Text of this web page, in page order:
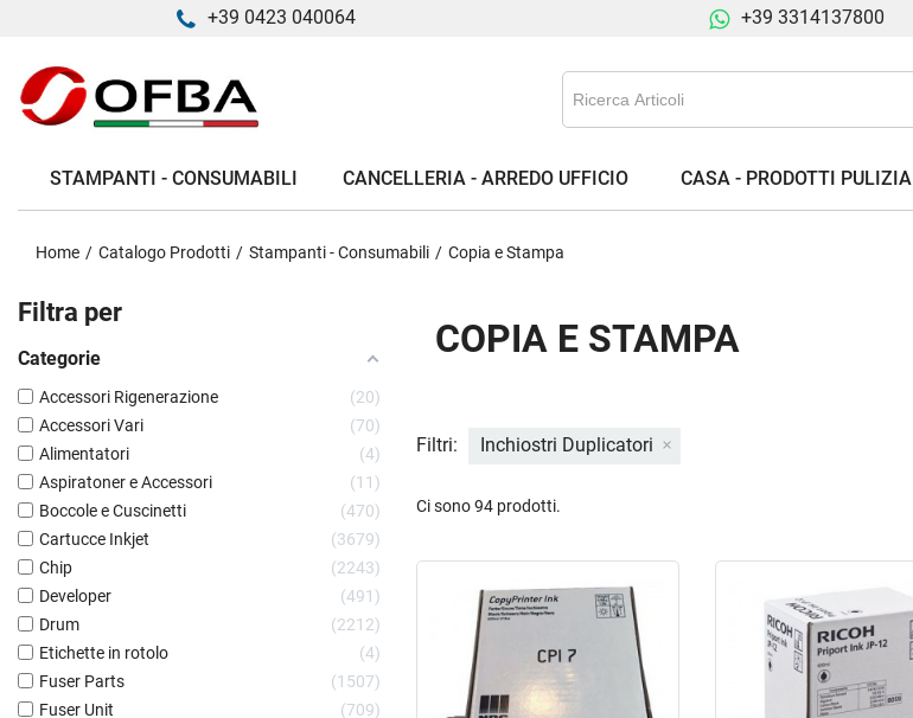
+39 0423 040064 +39 3314137800
STAMPANTI - CONSUMABILI CANCELLERIA - ARREDO UFFICIO CASA - PRODOTTI PULIZIA
Home Catalogo Prodotti Stampanti - Consumabili Copia e Stampa
Filtra per
Categorie
Accessori Rigenerazione
20
Accessori Vari
70
Alimentatori
4
Aspiratoner e Accessori
11
Boccole e Cuscinetti
470
Cartucce Inkjet
3679
Chip
2243
Developer
491
Drum
2212
Etichette in rotolo
4
Fuser Parts
1507
Fuser Unit
709
COPIA E STAMPA
Filtri: Inchiostri Duplicatori
Ci sono 94 prodotti.